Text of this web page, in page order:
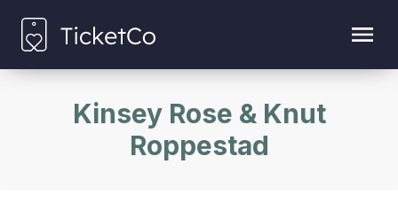
Kinsey Rose & Knut
Roppestad